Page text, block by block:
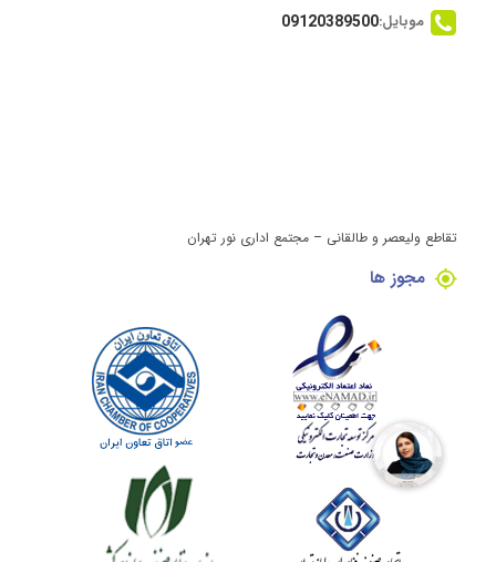
موبایل:09120389500
تقاطع ولیعصر و طالقانی – مجتمع اداری نور تهران
مجوز ها